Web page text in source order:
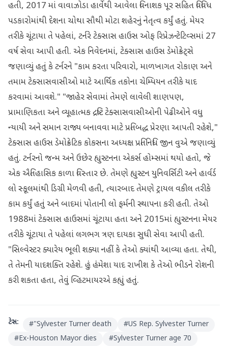
હતી, 2017 માં વાવાઝોડા હાર્વેથી આવેલા વિનાશક પૂર સહિત વિવિધ
પડકારોમાંથી દેશના ચોથા સૌથી મોટા શહેરનું નેતૃત્વ કર્યું હતું. મેયર
તરીકે ચૂંટાયા તે પહેલાં, ટર્નરે ટેક્સાસ હાઉસ ઓફ રિપ્રેઝન્ટેટિવ્સમાં 27
વર્ષ સેવા આપી હતી. એક નિવેદનમાં, ટેક્સાસ હાઉસ ડેમોક્રેટ્સે
જણાવ્યું હતું કે ટર્નરને "કામ કરતા પરિવારો, માળખાગત રોકાણ અને
તમામ ટેક્સાસવાસીઓ માટે આર્થિક તકોના ચેમ્પિયન તરીકે યાદ
કરવામાં આવશે." "જાહેર સેવામાં તેમણે લાવેલી શાણપણ,
પ્રામાણિકતા અને વ્યૂહાત્મક દ્રષ્ટિ ટેક્સાસવાસીઓની પેઢીઓને વધુ
ન્યાયી અને સમાન રાજ્ય બનાવવા માટે પ્રતિબદ્ધ પ્રેરણા આપતી રહેશે,"
ટેક્સાસ હાઉસ ડેમોક્રેટિક કોકસના અધ્યક્ષ પ્રતિનિધિ જીન વુએ જણાવ્યું
હતું. ટર્નરનો જન્મ અને ઉછેર હ્યુસ્ટનના એકર્સ હોમ્સમાં થયો હતો, જે
એક ઐતિહાસિક કાળા વિસ્તાર છે. તેમણે હ્યુસ્ટન યુનિવર્સિટી અને હાર્વર્ડ
લો સ્કૂલમાંથી ડિગ્રી મેળવી હતી, ત્યારબાદ તેમણે ટ્રાયલ વકીલ તરીકે
કામ કર્યું હતું અને બાદમાં પોતાની લો ફર્મની સ્થાપના કરી હતી. તેઓ
1988માં ટેક્સાસ હાઉસમાં ચૂંટાયા હતા અને 2015માં હ્યુસ્ટનના મેયર
તરીકે ચૂંટાયા તે પહેલાં લગભગ ત્રણ દાયકા સુધી સેવા આપી હતી.
"સિલ્વેસ્ટર ક્યારેય ભૂલી શક્યા નહીં કે તેઓ ક્યાંથી આવ્યા હતા. તેથી,
તે તેમની યાદશક્તિ રહેશે. હું હંમેશા યાદ રાખીશ કે તેઓ ભીડને રોશની
કરી શકતા હતા, તેવું વ્હિટમાયરએ કહ્યું હતું.
ટેગ્સ: #"Sylvester Turner death #US Rep. Sylvester Turner
#Ex-Houston Mayor dies #Sylvester Turner age 70